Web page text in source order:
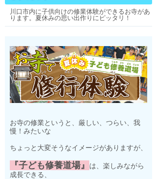
川口市内に子供向けの修業体験ができるお寺があ
ります。夏休みの思い出作りにピッタリ！
お寺の修業というと、厳しい、つらい、我
慢！みたいな
ちょっと大変そうなイメージがありますが、
『子ども修養道場』
は、楽しみながら
成長できる、